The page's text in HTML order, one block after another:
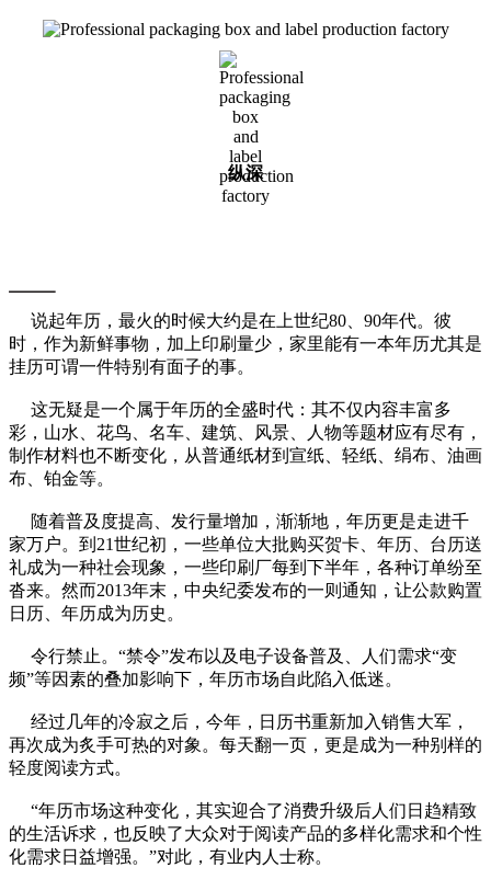
纵深
说起年历，最火的时候大约是在上世纪80、90年代。彼
时，作为新鲜事物，加上印刷量少，家里能有一本年历尤其是
挂历可谓一件特别有面子的事。
这无疑是一个属于年历的全盛时代：其不仅内容丰富多
彩，山水、花鸟、名车、建筑、风景、人物等题材应有尽有，
制作材料也不断变化，从普通纸材到宣纸、轻纸、绢布、油画
布、铂金等。
随着普及度提高、发行量增加，渐渐地，年历更是走进千
家万户。到21世纪初，一些单位大批购买贺卡、年历、台历送
礼成为一种社会现象，一些印刷厂每到下半年，各种订单纷至
沓来。然而2013年末，中央纪委发布的一则通知，让公款购置
日历、年历成为历史。
令行禁止。“禁令”发布以及电子设备普及、人们需求“变
频”等因素的叠加影响下，年历市场自此陷入低迷。
经过几年的冷寂之后，今年，日历书重新加入销售大军，
再次成为炙手可热的对象。每天翻一页，更是成为一种别样的
轻度阅读方式。
“年历市场这种变化，其实迎合了消费升级后人们日趋精致
的生活诉求，也反映了大众对于阅读产品的多样化需求和个性
化需求日益增强。”对此，有业内人士称。